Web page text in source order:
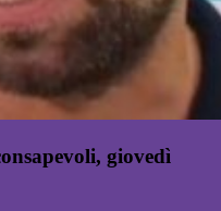
giovedì